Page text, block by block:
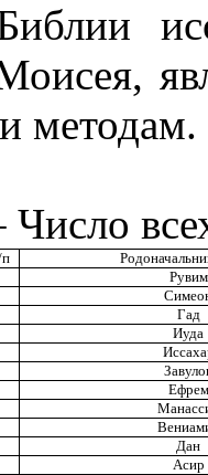
методам.
Число
Рувим
Гад
Иуда
Ефрем
Дан
Асир